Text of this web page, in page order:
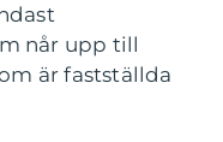
når upp till
är fastställda